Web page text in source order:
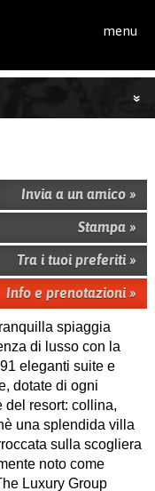
menu
Invia a un amico »
Stampa »
Tra i tuoi preferiti »
Info e prenotazioni »
spiaggia
di lusso con la
eleganti suite e
dotate di ogni
del resort: collina,
una splendida villa
sulla scogliera
noto come
Luxury Group